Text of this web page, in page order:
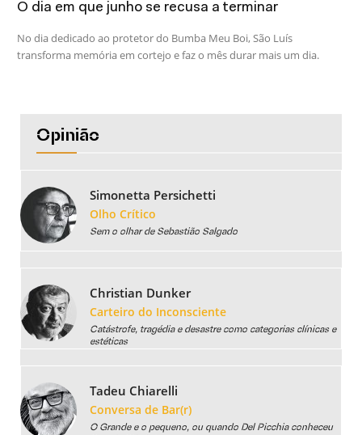
O dia em que junho se recusa a terminar
No dia dedicado ao protetor do Bumba Meu Boi, São Luís
transforma memória em cortejo e faz o mês durar mais um dia.
Opinião
Simonetta Persichetti
Olho Crítico
Sem o olhar de Sebastião Salgado
Christian Dunker
Carteiro do Inconsciente
Catástrofe, tragédia e desastre como categorias clínicas e
estéticas
Tadeu Chiarelli
Conversa de Bar(r)
O Grande e o pequeno, ou quando Del Picchia conheceu